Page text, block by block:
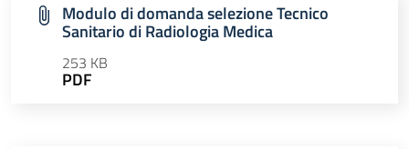
Modulo di domanda selezione Tecnico
Sanitario di Radiologia Medica
253 KB
PDF